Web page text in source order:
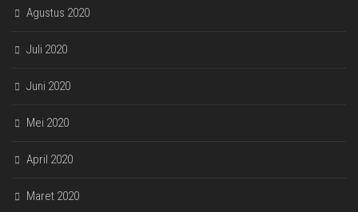
Agustus 2020
Juli 2020
Juni 2020
Mei 2020
April 2020
Maret 2020